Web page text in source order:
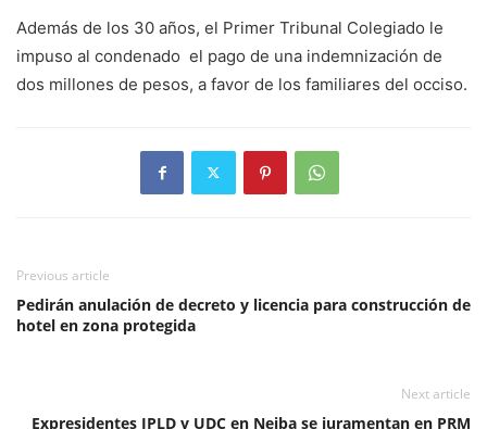
Además de los 30 años, el Primer Tribunal Colegiado le
impuso al condenado el pago de una indemnización de
dos millones de pesos, a favor de los familiares del occiso.
Previous article
Pedirán anulación de decreto y licencia para construcción de
hotel en zona protegida
Next article
Expresidentes JPLD y UDC en Neiba se juramentan en PRM